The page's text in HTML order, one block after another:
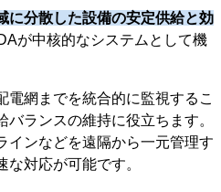
に分散した設備の安定供給と効
が中核的なシステムとして機
電網までを統合的に監視するこ
ランスの維持に役立ちます。
インなどを遠隔から一元管理す
対応が可能です。